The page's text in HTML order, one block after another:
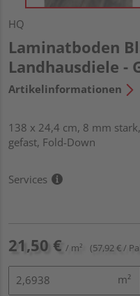
HQ
Laminatboden
Landhausdiele -
Artikelinformationen
138 x 24,4 cm, 8 mm
gefast, Fold-Down
Services
21,50 € / m² (57,92 € /
m²